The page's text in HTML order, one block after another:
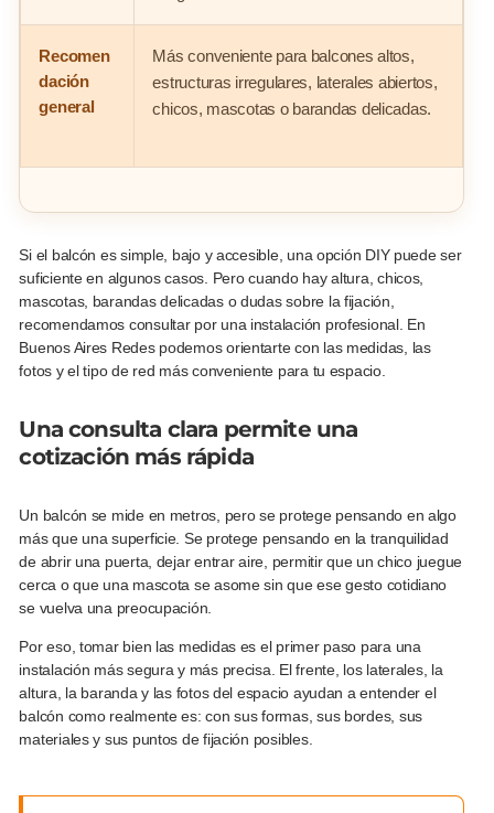
Recomen
dación
general
Más conveniente para balcones altos,
estructuras irregulares, laterales abiertos,
chicos, mascotas o barandas delicadas.
Si el balcón es simple, bajo y accesible, una opción DIY puede ser
suficiente en algunos casos. Pero cuando hay altura, chicos,
mascotas, barandas delicadas o dudas sobre la fijación,
recomendamos consultar por una instalación profesional. En
Buenos Aires Redes podemos orientarte con las medidas, las
fotos y el tipo de red más conveniente para tu espacio.
Una consulta clara permite una
cotización más rápida
Un balcón se mide en metros, pero se protege pensando en algo
más que una superficie. Se protege pensando en la tranquilidad
de abrir una puerta, dejar entrar aire, permitir que un chico juegue
cerca o que una mascota se asome sin que ese gesto cotidiano
se vuelva una preocupación.
Por eso, tomar bien las medidas es el primer paso para una
instalación más segura y más precisa. El frente, los laterales, la
altura, la baranda y las fotos del espacio ayudan a entender el
balcón como realmente es: con sus formas, sus bordes, sus
materiales y sus puntos de fijación posibles.